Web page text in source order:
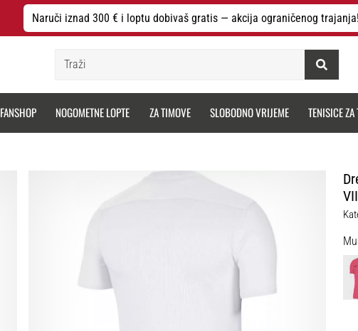
Naruči iznad 300 € i loptu dobivaš gratis — akcija ograničenog trajanja!
FANSHOP NOGOMETNE LOPTE ZA TIMOVE SLOBODNO VRIJEME TENISICE ZA
VII